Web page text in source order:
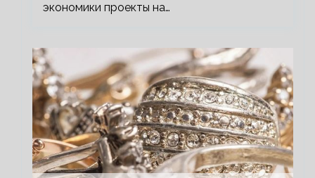
экономики проекты на…